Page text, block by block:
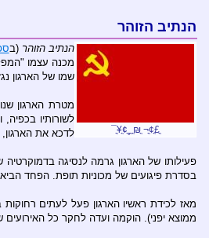
הנתיב הזוהר
ֳ£ֳ¢ֳ¬ ֳ₪ֳ ֳ¸ֳ¢ֳ¥ֳ¯
הנתיב הזוהר (ב
מכנה עצמו
שמו של הארגון
מטרת הארגון
לשורותיו
לדכא את
פעילותו של הארגון גרמה לנסיגה בדמוקרטיה
בסדרת פיגועים של מכוניות תופת. הפחד
ממוצא יפני). הוקמה ועדה לחקר כל